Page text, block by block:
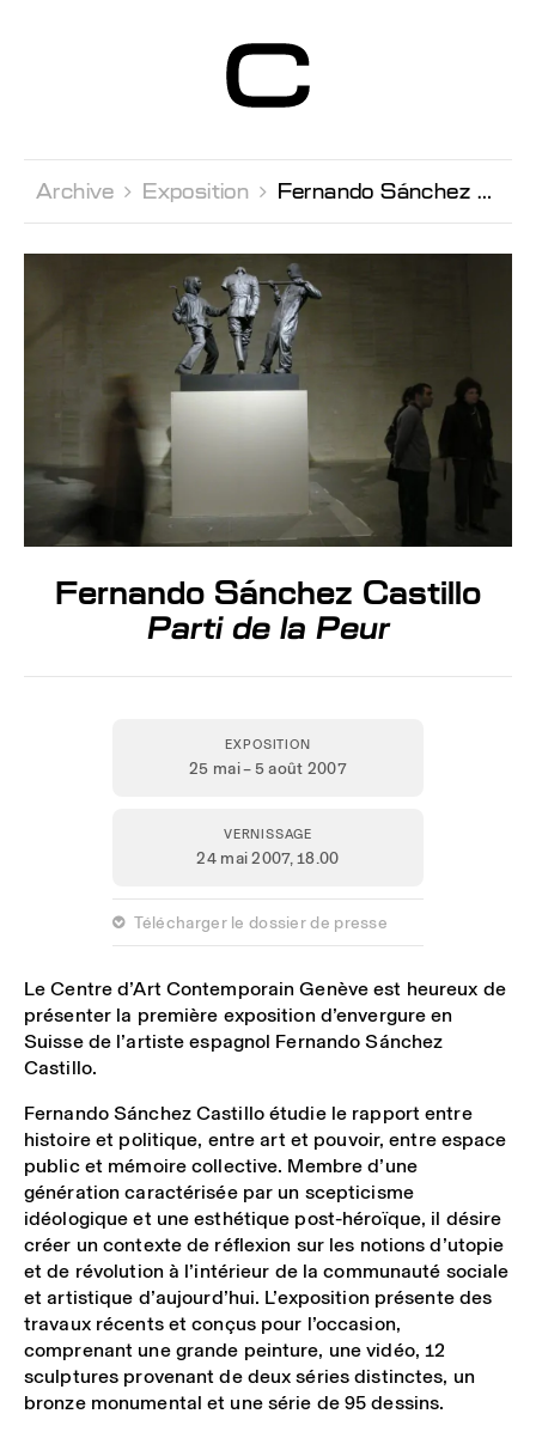
Contemporain
Genève
Archive  Exposition  Fernando Sánchez Castillo
Fernando Sánchez Castillo
Parti de la Peur
EXPOSITION
25 mai – 5 août 2007
VERNISSAGE
24 mai 2007,18.00
 Télécharger le dossier de presse
Le Centre d’Art Contemporain Genève est heureux de
présenter la première exposition d’envergure en
Suisse de l’artiste espagnol Fernando Sánchez
Castillo.
Fernando Sánchez Castillo étudie le rapport entre
histoire et politique, entre art et pouvoir, entre espace
public et mémoire collective. Membre d’une
génération caractérisée par un scepticisme
idéologique et une esthétique post-héroïque, il désire
créer un contexte de réflexion sur les notions d’utopie
et de révolution à l’intérieur de la communauté sociale
et artistique d’aujourd’hui. L’exposition présente des
travaux récents et conçus pour l’occasion,
comprenant une grande peinture, une vidéo, 12
sculptures provenant de deux séries distinctes, un
bronze monumental et une série de 95 dessins.